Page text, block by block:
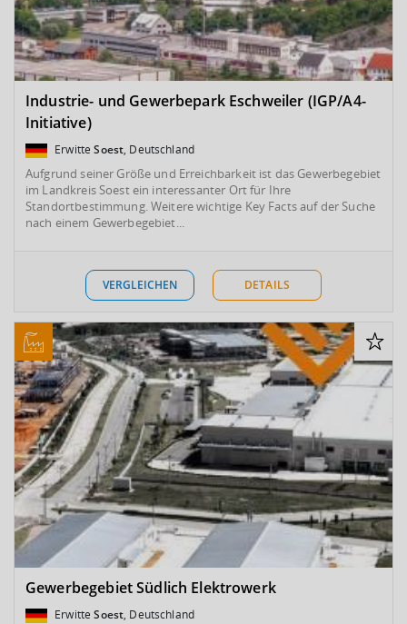
Industrie- und Gewerbepark Eschweiler (IGP/A4-
Initiative)
ErwitteSoest, Deutschland
Aufgrund seiner Größe und Erreichbarkeit ist das Gewerbegebiet
im Landkreis Soest ein interessanter Ort für Ihre
Standortbestimmung. Weitere wichtige Key Facts auf der Suche
nach einem Gewerbegebiet...
VERGLEICHEN DETAILS
Gewerbegebiet Südlich Elektrowerk
ErwitteSoest, Deutschland